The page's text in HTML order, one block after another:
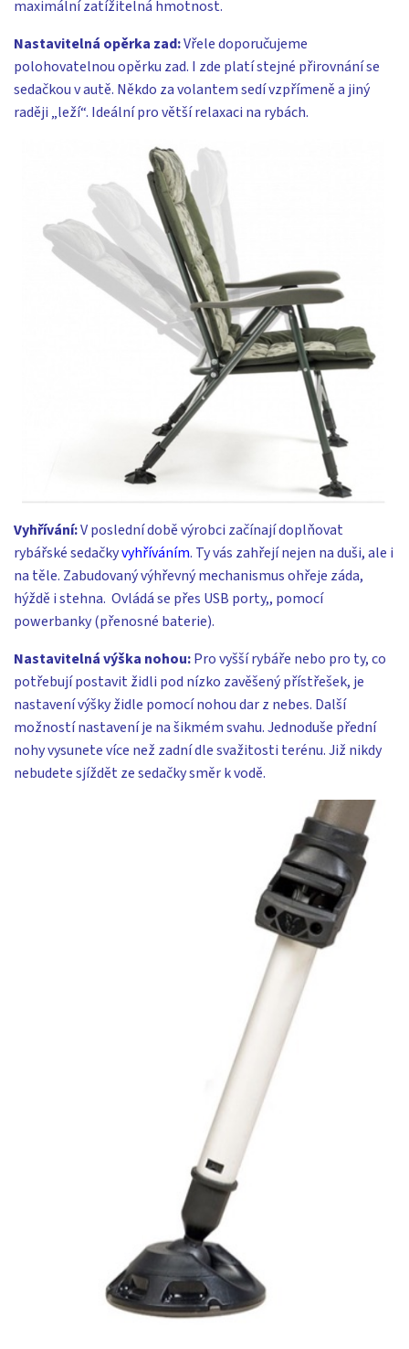
maximální zatížitelná hmotnost.
Nastavitelná opěrka zad:Vřele doporučujeme
polohovatelnou opěrku zad. I zde platí stejné přirovnání se
sedačkou v autě. Někdo za volantem sedí vzpřímeně a jiný
raději „leží“. Ideální pro větší relaxaci na rybách.
Vyhřívání:V poslední době výrobci začínají doplňovat
rybářské sedačkyvyhříváním. Ty vás zahřejí nejen na duši, ale i
na těle. Zabudovaný výhřevný mechanismus ohřeje záda,
hýždě i stehna. Ovládá se přes USB porty,, pomocí
powerbanky (přenosné baterie).
Nastavitelná výška nohou:Pro vyšší rybáře nebo pro ty, co
potřebují postavit židli pod nízko zavěšený přístřešek, je
nastavení výšky židle pomocí nohou dar z nebes. Další
možností nastavení je na šikmém svahu. Jednoduše přední
nohy vysunete více než zadní dle svažitosti terénu. Již nikdy
nebudete sjíždět ze sedačky směr k vodě.